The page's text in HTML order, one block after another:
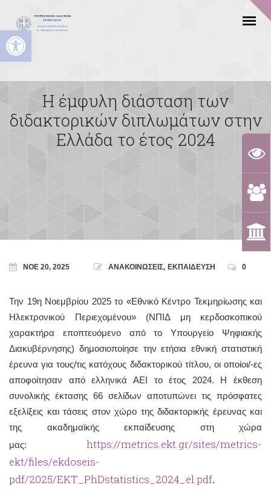
Ανοίξτε τη γραμμή εργαλείων
Η έμφυλη διάσταση των
διδακτορικών διπλωμάτων στην
Ελλάδα το έτος 2024
ΝΟΈ 20, 2025 ΑΝΑΚΟΙΝΩΣΕΙΣ, ΕΚΠΑΙΔΕΥΣΗ 0
Την 19η Νοεμβρίου 2025 το «Εθνικό Κέντρο Τεκμηρίωσης και
Ηλεκτρονικού Περιεχομένου» (ΝΠΙΔ μη κερδοσκοπικού
χαρακτήρα εποπτευόμενο από το Υπουργείο Ψηφιακής
Διακυβέρνησης) δημοσιοποίησε την ετήσια εθνική στατιστική
έρευνα για τους/τις κατόχους διδακτορικού τίτλου, οι οποίοι/-ες
αποφοίτησαν από ελληνικά ΑΕΙ το έτος 2024. Η έκθεση
συνολικής έκτασης 66 σελίδων αποτυπώνει τις πρόσφατες
εξελίξεις και τάσεις στον χώρο της διδακτορικής έρευνας και
της ακαδημαϊκής εκπαίδευσης στη χώρα
μας: https://metrics.ekt.gr/sites/metrics-
ekt/files/ekdoseis-
pdf/2025/EKT_PhDstatistics_2024_el.pdf.